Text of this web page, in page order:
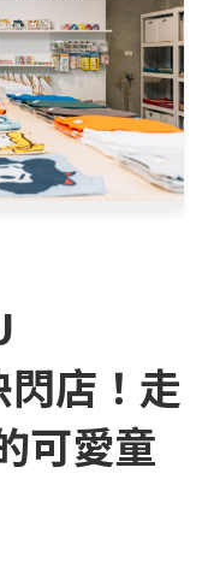
店！走
可愛童